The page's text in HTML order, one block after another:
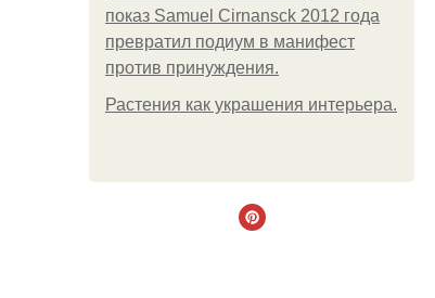
показ Samuel Cirnansck 2012 года
превратил подиум в манифест
против принуждения.
Растения как украшения интерьера.